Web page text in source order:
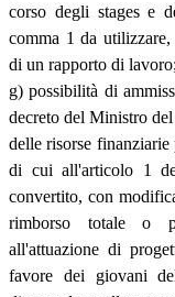
corso degli stages e
comma 1 da
di un rapporto di lavoro;
g) possibilità di
decreto del Ministro
delle risorse
di cui all'articolo 1
convertito, con
rimborso totale o
all'attuazione di
favore dei giovani